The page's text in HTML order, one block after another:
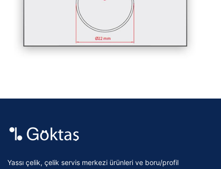
Yassı çelik, çelik servis merkezi ürünleri ve boru/profil